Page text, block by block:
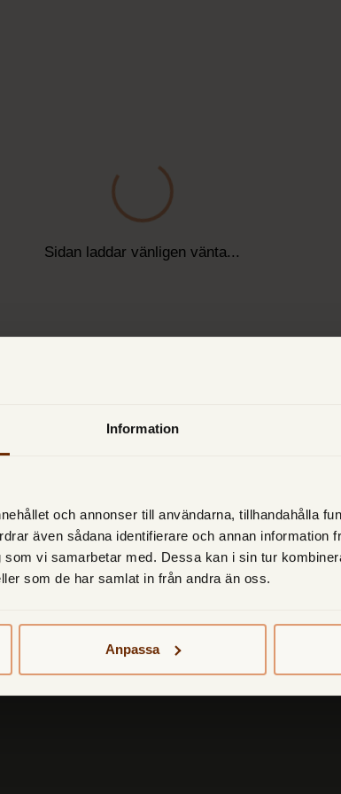
Information
och annonser till användarna, tillhandahålla
även sådana identifierare och annan information
vi samarbetar med. Dessa kan i sin tur
som de har samlat in från andra än oss.
Anpassa
Sidan laddar vänligen vänta...
Lån